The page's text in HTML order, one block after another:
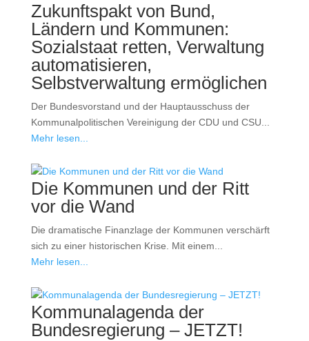
Zukunftspakt von Bund,
Ländern und Kommunen:
Sozialstaat retten, Verwaltung
automatisieren,
Selbstverwaltung ermöglichen
Der Bundesvorstand und der Hauptausschuss der
Kommunalpolitischen Vereinigung der CDU und CSU...
Mehr lesen...
Die Kommunen und der Ritt
vor die Wand
Die dramatische Finanzlage der Kommunen verschärft
sich zu einer historischen Krise. Mit einem...
Mehr lesen...
Kommunalagenda der
Bundesregierung – JETZT!